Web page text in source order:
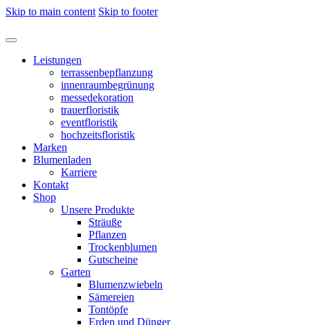
Skip to main content Skip to footer
Leistungen
terrassenbepflanzung
innenraumbegrünung
messedekoration
trauerfloristik
eventfloristik
hochzeitsfloristik
Marken
Blumenladen
Karriere
Kontakt
Shop
Unsere Produkte
Sträuße
Pflanzen
Trockenblumen
Gutscheine
Garten
Blumenzwiebeln
Sämereien
Tontöpfe
Erden und Dünger